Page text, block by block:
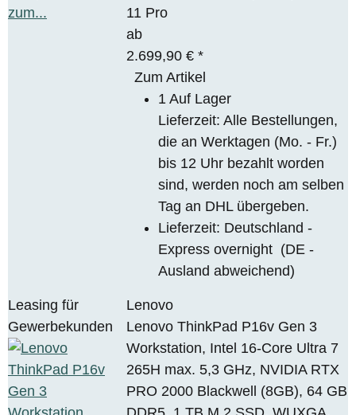
11 Pro
ab
2.699,90 €*
Zum Artikel
1 Auf Lager
Lieferzeit: Alle Bestellungen,
die an Werktagen (Mo. - Fr.)
bis 12 Uhr bezahlt worden
sind, werden noch am selben
Tag an DHL übergeben.
Lieferzeit: Deutschland -
Express overnight (DE -
Ausland abweichend)
Leasing für
Gewerbekunden
Lenovo
Lenovo ThinkPad P16v Gen 3
Workstation, Intel 16-Core Ultra 7
265H max. 5,3 GHz, NVIDIA RTX
PRO 2000 Blackwell (8GB), 64 GB